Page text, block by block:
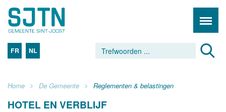
FR NL
Home De Gemeente Reglementen & belastingen
HOTEL EN VERBLIJF